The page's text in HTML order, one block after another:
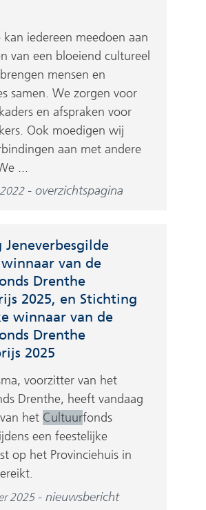
n
n
kan iedereen meedoen aan
van een bloeiend cultureel
mensen en
samen. We zorgen voor
en afspraken voor
Ook moedigen wij
aan met andere
...
overzichtspagina
Jeneverbesgilde
van de
Drenthe
2025, en Stichting
winnaar van de
Drenthe
2025
voorzitter van het
Drenthe, heeft vandaag
het Cultuurfonds
een feestelijke
op het Provinciehuis in
2025 nieuwsbericht